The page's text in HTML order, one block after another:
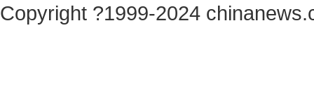
Copyright ?1999-2024